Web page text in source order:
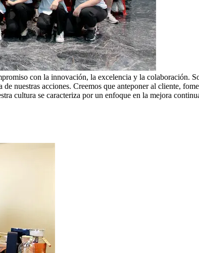
con la innovación, la excelencia y la colaboración.
nuestras acciones. Creemos que anteponer al cliente,
cultura se caracteriza por un enfoque en la mejora